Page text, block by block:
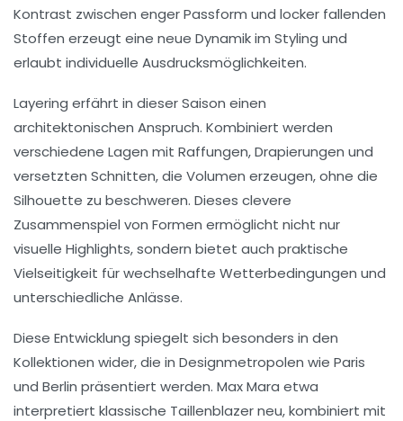
Kontrast zwischen enger Passform und locker fallenden
Stoffen erzeugt eine neue Dynamik im Styling und
erlaubt individuelle Ausdrucksmöglichkeiten.
Layering erfährt in dieser Saison einen
architektonischen Anspruch. Kombiniert werden
verschiedene Lagen mit Raffungen, Drapierungen und
versetzten Schnitten, die Volumen erzeugen, ohne die
Silhouette zu beschweren. Dieses clevere
Zusammenspiel von Formen ermöglicht nicht nur
visuelle Highlights, sondern bietet auch praktische
Vielseitigkeit für wechselhafte Wetterbedingungen und
unterschiedliche Anlässe.
Diese Entwicklung spiegelt sich besonders in den
Kollektionen wider, die in Designmetropolen wie Paris
und Berlin präsentiert werden. Max Mara etwa
interpretiert klassische Taillenblazer neu, kombiniert mit